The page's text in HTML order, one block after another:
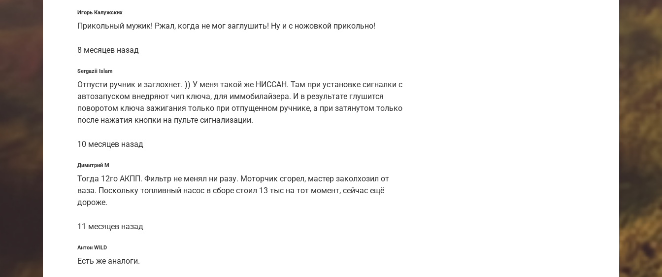
Игорь Калужских
Прикольный мужик! Ржал, когда не мог заглушить! Ну и с ножовкой прикольно!
8 месяцев назад
Sergazii Islam
Отпусти ручник и заглохнет. )) У меня такой же НИССАН. Там при установке сигналки с
автозапуском внедряют чип ключа, для иммобилайзера. И в результате глушится
поворотом ключа зажигания только при отпущенном ручнике, а при затянутом только
после нажатия кнопки на пульте сигнализации.
10 месяцев назад
Димитрий М
Тогда 12го АКПП. Фильтр не менял ни разу. Моторчик сгорел, мастер заколхозил от
ваза. Поскольку топливный насос в сборе стоил 13 тыс на тот момент, сейчас ещë
дороже.
11 месяцев назад
Антон WILD
Есть же аналоги.